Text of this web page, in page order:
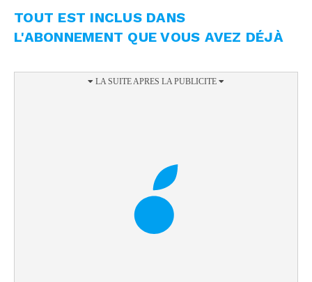
TOUT EST INCLUS DANS
L'ABONNEMENT QUE VOUS AVEZ DÉJÀ